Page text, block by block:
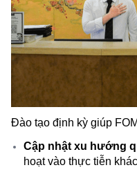
Đào tạo định kỳ giúp
Cập nhật xu hướng
hoạt vào thực tiễn